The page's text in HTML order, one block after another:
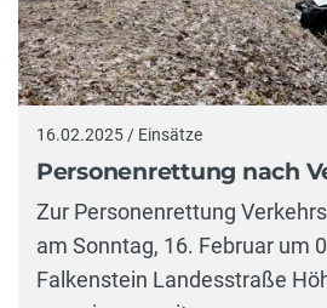
16.02.2025 / Einsätze
Personenrettung nach
Zur Personenrettung
am Sonntag, 16. Februar um
Falkenstein Landesstraße